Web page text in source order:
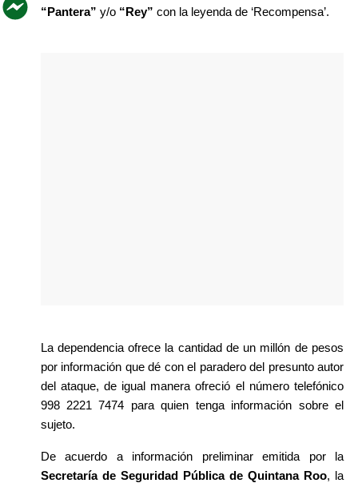
“Pantera” y/o “Rey” con la leyenda de ‘Recompensa’.
La dependencia ofrece la cantidad de un millón de pesos
por información que dé con el paradero del presunto autor
del ataque, de igual manera ofreció el número telefónico
998 2221 7474 para quien tenga información sobre el
sujeto.
De acuerdo a información preliminar emitida por la
Secretaría de Seguridad Pública de Quintana Roo, la